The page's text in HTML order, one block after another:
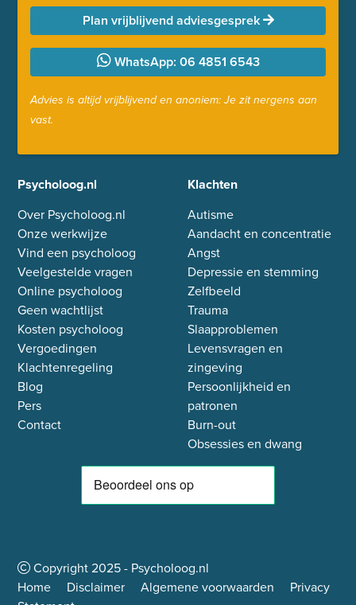
Plan vrijblijvend adviesgesprek
WhatsApp: 06 4851 6543
Advies is altijd vrijblijvend en anoniem: Je zit nergens aan
vast.
Psycholoog.nl
Over Psycholoog.nl
Onze werkwijze
Vind een psycholoog
Veelgestelde vragen
Online psycholoog
Geen wachtlijst
Kosten psycholoog
Vergoedingen
Klachtenregeling
Blog
Pers
Contact
Klachten
Autisme
Aandacht en concentratie
Angst
Depressie en stemming
Zelfbeeld
Trauma
Slaapproblemen
Levensvragen en
zingeving
Persoonlijkheid en
patronen
Burn-out
Obsessies en dwang
Copyright2025- Psycholoog.nl
Home
Disclaimer Algemene voorwaarden
Privacy